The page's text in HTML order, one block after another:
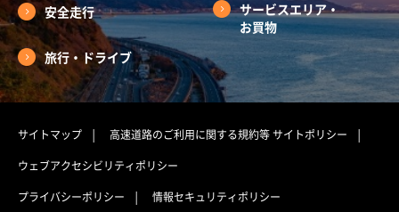
安全走行
サービスエリア・
お買物
旅行・ドライブ
サイトマップ 高速道路のご利用に関する規約等サイトポリシー
ウェブアクセシビリティポリシー
プライバシーポリシー
情報セキュリティポリシー